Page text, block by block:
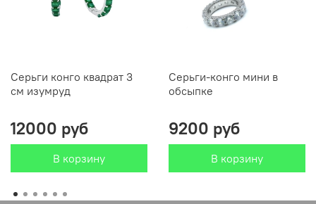
Серьги конго квадрат 3
см изумруд
12000 руб
В корзину
Серьги-конго мини в
обсыпке
9200 руб
В корзину